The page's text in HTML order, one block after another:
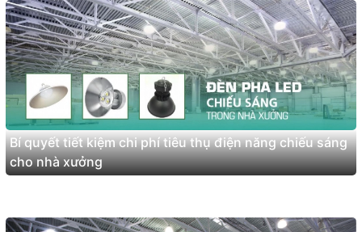
Bí quyết tiết kiệm chi phí tiêu thụ điện năng chiếu sáng
cho nhà xưởng